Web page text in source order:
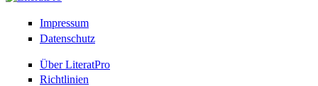
Impressum
Datenschutz
Über LiteratPro
Richtlinien